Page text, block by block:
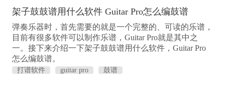
架子鼓鼓谱用什么软件 Guitar Pro怎么编鼓谱
弹奏乐器时，首先需要的就是一个完整的、可读的乐谱，
目前有很多软件可以制作乐谱，Guitar Pro就是其中之
一。接下来介绍一下架子鼓鼓谱用什么软件，Guitar Pro
怎么编鼓谱。
打谱软件 guitar pro 鼓谱